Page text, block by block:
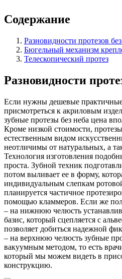
Содержание
Разновидности протезов
Бюгельный механизм
Телескопический протез
Разновидности
Если нужны дешевые
присмотреться к акриловым
зубные протезы без неба цена
Кроме низкой стоимости,
естественным видом
неотличимы от натуральных, а
Технология изготовления
проста. Зубной техник
потом выливает ее в форму,
индивидуальным слепкам
планируется частичное
помощью кламмеров. Если же
– на нижнюю челюсть
базис, который сцепляется с
позволяет добиться надежной
– на верхнюю челюсть зубные
вакуумным методом, то есть
который мы можем видеть в
конструкцию.